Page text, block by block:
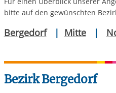
bitte auf den gewünschten
Bergedorf| Mitte|
Bezirk Bergedorf